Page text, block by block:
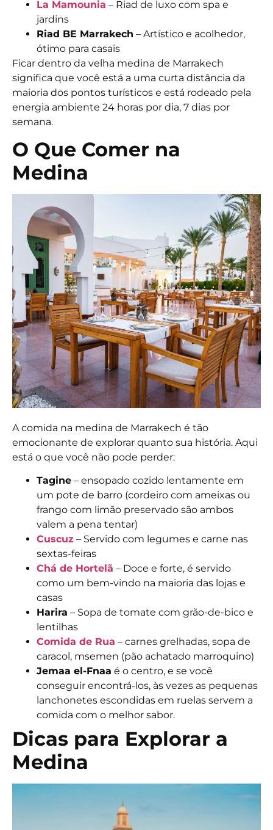
La Mamounia – Riad de luxo com spa e
jardins
Riad BE Marrakech – Artístico e acolhedor,
ótimo para casais
Ficar dentro da velha medina de Marrakech
significa que você está a uma curta distância da
maioria dos pontos turísticos e está rodeado pela
energia ambiente 24 horas por dia, 7 dias por
semana.
O Que Comer na
Medina
A comida na medina de Marrakech é tão
emocionante de explorar quanto sua história. Aqui
está o que você não pode perder:
Tagine – ensopado cozido lentamente em
um pote de barro (cordeiro com ameixas ou
frango com limão preservado são ambos
valem a pena tentar)
Cuscuz – Servido com legumes e carne nas
sextas-feiras
Chá de Hortelã – Doce e forte, é servido
como um bem-vindo na maioria das lojas e
casas
Harira – Sopa de tomate com grão-de-bico e
lentilhas
Comida de Rua – carnes grelhadas, sopa de
caracol, msemen (pão achatado marroquino)
Jemaa el-Fnaa é o centro, e se você
conseguir encontrá-los, às vezes as pequenas
lanchonetes escondidas em ruelas servem a
comida com o melhor sabor.
Dicas para Explorar a
Medina